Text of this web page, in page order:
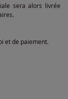
sera alors livrée
et de paiement.